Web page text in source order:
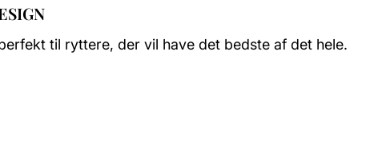
til ryttere, der vil have det bedste af det hele.